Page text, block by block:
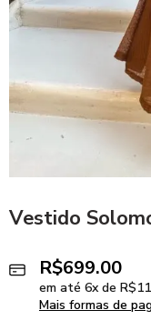
Vestido
R$699.00
em até 6x de R$
Mais formas de